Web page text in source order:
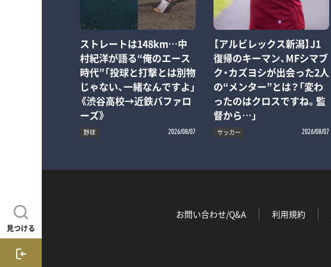
見つける
ストレートは148km…中
村紀洋が語る“俺のエース
時代”「投球と打撃とは別物
じゃない、一緒なんですよ」
《渋谷高校→近鉄バファロ
ーズ》
野球 2026/08/07
【アルビレックス新潟】J1
復帰のキーマン、MFシマブ
ク・カズヨシが出会った2人
の“メンター”とは？「変わ
ったのはクロスですね。監
督から…」
サッカー 2026/08/07
お問い合わせ/Q&A 利用規約